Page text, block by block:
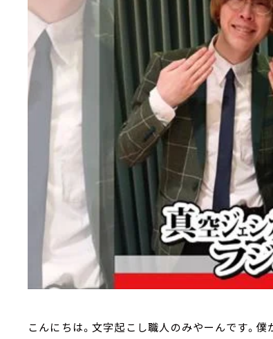
こんにちは。文字起こし職人のみやーんです。